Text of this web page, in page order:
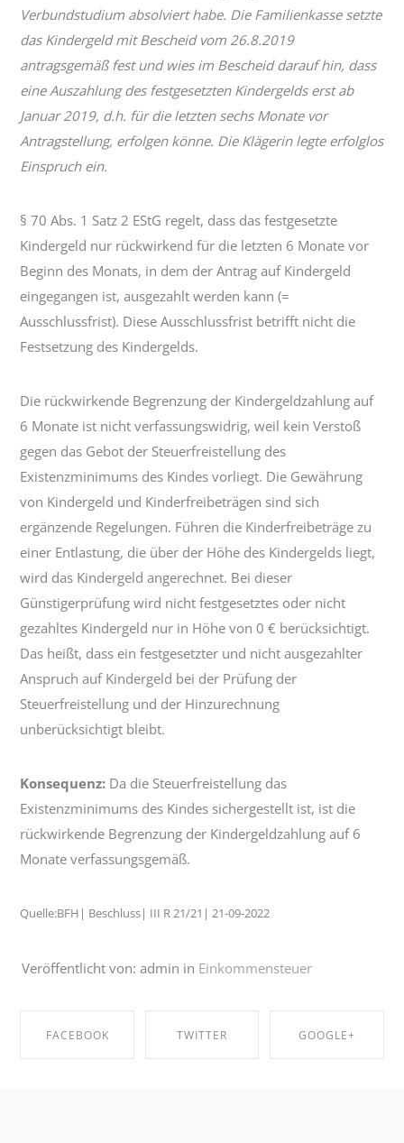
Verbundstudium absolviert habe. Die Familienkasse setzte
das Kindergeld mit Bescheid vom 26.8.2019
antragsgemäß fest und wies im Bescheid darauf hin, dass
eine Auszahlung des festgesetzten Kindergelds erst ab
Januar 2019, d.h. für die letzten sechs Monate vor
Antragstellung, erfolgen könne. Die Klägerin legte erfolglos
Einspruch ein.
§ 70 Abs. 1 Satz 2 EStG regelt, dass das festgesetzte
Kindergeld nur rückwirkend für die letzten 6 Monate vor
Beginn des Monats, in dem der Antrag auf Kindergeld
eingegangen ist, ausgezahlt werden kann (=
Ausschlussfrist). Diese Ausschlussfrist betrifft nicht die
Festsetzung des Kindergelds.
Die rückwirkende Begrenzung der Kindergeldzahlung auf
6 Monate ist nicht verfassungswidrig, weil kein Verstoß
gegen das Gebot der Steuerfreistellung des
Existenzminimums des Kindes vorliegt. Die Gewährung
von Kindergeld und Kinderfreibeträgen sind sich
ergänzende Regelungen. Führen die Kinderfreibeträge zu
einer Entlastung, die über der Höhe des Kindergelds liegt,
wird das Kindergeld angerechnet. Bei dieser
Günstigerprüfung wird nicht festgesetztes oder nicht
gezahltes Kindergeld nur in Höhe von 0 € berücksichtigt.
Das heißt, dass ein festgesetzter und nicht ausgezahlter
Anspruch auf Kindergeld bei der Prüfung der
Steuerfreistellung und der Hinzurechnung
unberücksichtigt bleibt.
Konsequenz: Da die Steuerfreistellung das
Existenzminimums des Kindes sichergestellt ist, ist die
rückwirkende Begrenzung der Kindergeldzahlung auf 6
Monate verfassungsgemäß.
Quelle:BFH| Beschluss| III R 21/21| 21-09-2022
Veröffentlicht von: admin in Einkommensteuer
FACEBOOK TWITTER GOOGLE+